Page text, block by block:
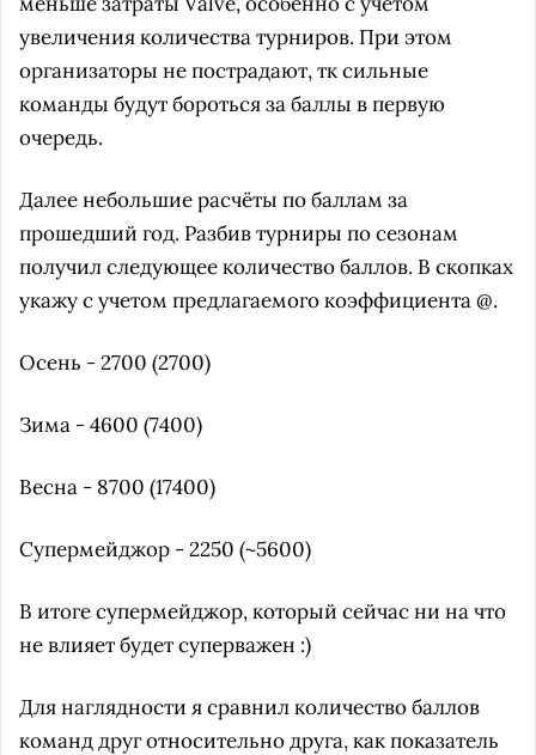
увеличения количества турниров. При этом
организаторы не пострадают, тк сильные
команды будут бороться за баллы в первую
очередь.
Далее небольшие расчёты по баллам за
прошедший год. Разбив турниры по сезонам
получил следующее количество баллов. В скопках
укажу с учетом предлагаемого коэффициента @.
Осень - 2700 (2700)
Зима - 4600 (7400)
Весна - 8700 (17400)
Супермейджор - 2250 (~5600)
В итоге супермейджор, который сейчас ни на что
не влияет будет суперважен :)
Для наглядности я сравнил количество баллов
команд друг относительно друга, как показатель